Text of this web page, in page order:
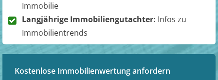
Immobilie
Langjährige Immobiliengutachter: Infos zu
Immobilientrends
Kostenlose Immobilienwertung anfordern